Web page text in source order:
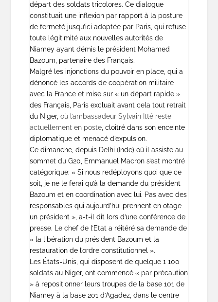
départ des soldats tricolores. Ce dialogue
constituait une inflexion par rapport à la posture
de fermeté jusqu’ici adoptée par Paris, qui refuse
toute légitimité aux nouvelles autorités de
Niamey ayant démis le président Mohamed
Bazoum, partenaire des Français.
Malgré les injonctions du pouvoir en place, qui a
dénoncé les accords de coopération militaire
avec la France et mise sur « un départ rapide »
des Français, Paris excluait avant cela tout retrait
du Niger, où l’ambassadeur Sylvain Itté reste
actuellement en poste, cloîtré dans son enceinte
diplomatique et menacé d’expulsion.
Ce dimanche, depuis Delhi (Inde) où il assiste au
sommet du G20, Emmanuel Macron s’est montré
catégorique: « Si nous redéployons quoi que ce
soit, je ne le ferai qu’à la demande du président
Bazoum et en coordination avec lui. Pas avec des
responsables qui aujourd’hui prennent en otage
un président », a-t-il dit lors d’une conférence de
presse. Le chef de l’Etat a réitéré sa demande de
« la libération du président Bazoum et la
restauration de l’ordre constitutionnel ».
Les États-Unis, qui disposent de quelque 1 100
soldats au Niger, ont commencé « par précaution
» à repositionner leurs troupes de la base 101 de
Niamey à la base 201 d’Agadez, dans le centre